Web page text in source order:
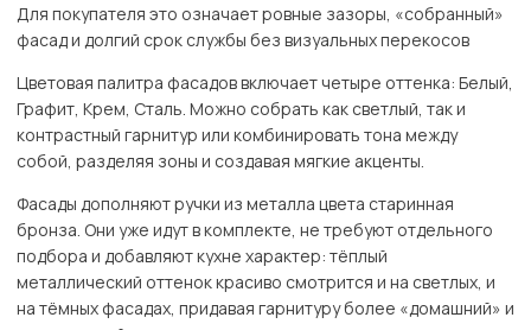
Для покупателя это означает ровные зазоры, «собранный»
фасад и долгий срок службы без визуальных перекосов
Цветовая палитра фасадов включает четыре оттенка: Белый,
Графит, Крем, Сталь. Можно собрать как светлый, так и
контрастный гарнитур или комбинировать тона между
собой, разделяя зоны и создавая мягкие акценты.
Фасады дополняют ручки из металла цвета старинная
бронза. Они уже идут в комплекте, не требуют отдельного
подбора и добавляют кухне характер: тёплый
металлический оттенок красиво смотрится и на светлых, и
на тёмных фасадах, придавая гарнитуру более «домашний» и